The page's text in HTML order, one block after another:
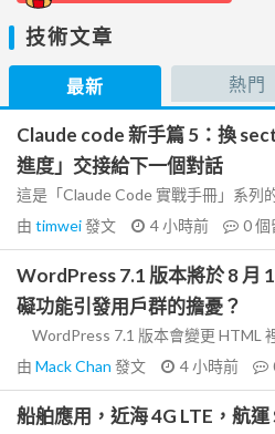
技術文章
最新 熱門
Claude code 新手篇 5：換
進度」交接給下一個對話
這是「Claude Code 實戰手冊」系列
由 timwei發文 4 小時前 0個
WordPress 7.1 版本將於 8 月
礙功能引發用戶群的擔憂？
WordPress 7.1 版本會變更 HTML
由 Mack Chan 發文 4 小時前
船舶應用，近海 4G LTE，航